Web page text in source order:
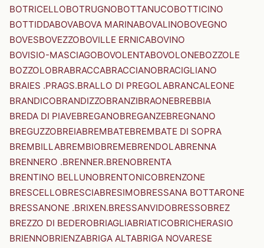
BOTRICELLOBOTRUGNOBOTTANUCOBOTTICINO
BOTTIDDABOVABOVA MARINABOVALINOBOVEGNO
BOVESBOVEZZOBOVILLE ERNICABOVINO
BOVISIO-MASCIAGOBOVOLENTABOVOLONEBOZZOLE
BOZZOLOBRABRACCABRACCIANOBRACIGLIANO
BRAIES .PRAGS.BRALLO DI PREGOLABRANCALEONE
BRANDICOBRANDIZZOBRANZIBRAONEBREBBIA
BREDA DI PIAVEBREGANOBREGANZEBREGNANO
BREGUZZOBREIABREMBATEBREMBATE DI SOPRA
BREMBILLABREMBIOBREMEBRENDOLABRENNA
BRENNERO .BRENNER.BRENOBRENTA
BRENTINO BELLUNOBRENTONICOBRENZONE
BRESCELLOBRESCIABRESIMOBRESSANA BOTTARONE
BRESSANONE .BRIXEN.BRESSANVIDOBRESSOBREZ
BREZZO DI BEDEROBRIAGLIABRIATICOBRICHERASIO
BRIENNOBRIENZABRIGA ALTABRIGA NOVARESE